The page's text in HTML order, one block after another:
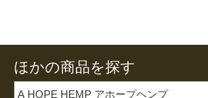
ほかの商品を探す